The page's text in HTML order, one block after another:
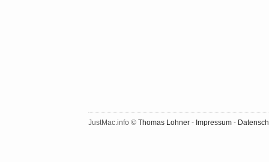
JustMac.info © Thomas Lohner - Impressum -